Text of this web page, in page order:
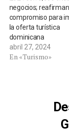
negocios;
compromiso para
la oferta turística
dominicana
abril 27, 2024
En «Turismo»